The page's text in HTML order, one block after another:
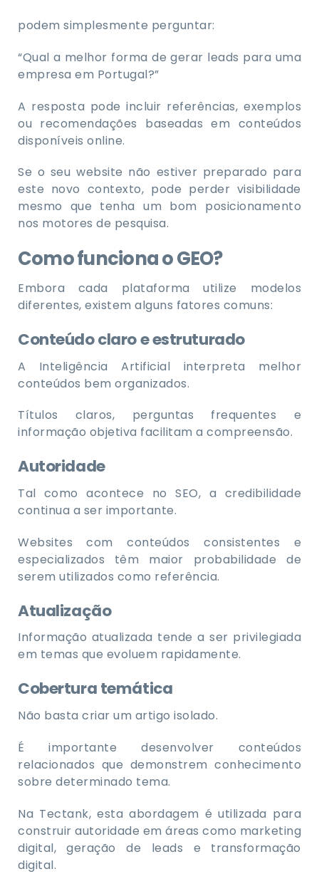
podem simplesmente perguntar:
“Qual a melhor forma de gerar leads para uma
empresa em Portugal?”
A resposta pode incluir referências, exemplos
ou recomendações baseadas em conteúdos
disponíveis online.
Se o seu website não estiver preparado para
este novo contexto, pode perder visibilidade
mesmo que tenha um bom posicionamento
nos motores de pesquisa.
Como funciona o GEO?
Embora cada plataforma utilize modelos
diferentes, existem alguns fatores comuns:
Conteúdo claro e estruturado
A Inteligência Artificial interpreta melhor
conteúdos bem organizados.
Títulos claros, perguntas frequentes e
informação objetiva facilitam a compreensão.
Autoridade
Tal como acontece no SEO, a credibilidade
continua a ser importante.
Websites com conteúdos consistentes e
especializados têm maior probabilidade de
serem utilizados como referência.
Atualização
Informação atualizada tende a ser privilegiada
em temas que evoluem rapidamente.
Cobertura temática
Não basta criar um artigo isolado.
É importante desenvolver conteúdos
relacionados que demonstrem conhecimento
sobre determinado tema.
Na Tectank, esta abordagem é utilizada para
construir autoridade em áreas como marketing
digital, geração de leads e transformação
digital.